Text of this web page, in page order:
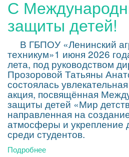
С
защиты детей!
В ГБПОУ «Ленинский
техникум»1 июня 2026
лета, под руководством
Прозоровой Татьяны
состоялась
акция, посвящённая
защиты детей «Мир
направленная на
атмосферы и укрепление
среди студентов.
Подробнее